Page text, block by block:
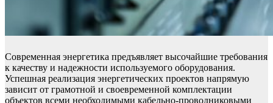
Современная энергетика предъявляет высочайшие требования
к качеству и надежности используемого оборудования.
Успешная реализация энергетических проектов напрямую
зависит от грамотной и своевременной комплектации
объектов всеми необходимыми кабельно-проводниковыми